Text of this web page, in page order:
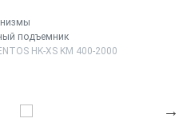
подъемник
HK-XS KM 400-2000